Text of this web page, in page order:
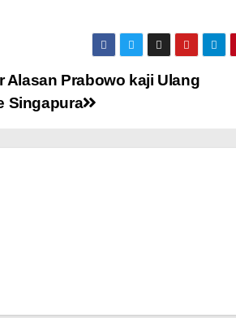
Alasan Prabowo kaji Ulang
Singapura